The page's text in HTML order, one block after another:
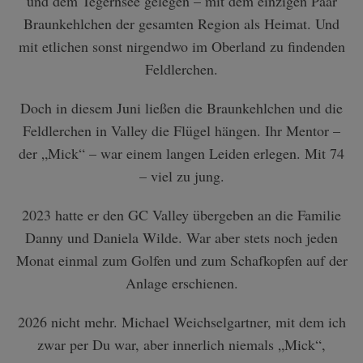
Braunkehlchen der gesamten Region als Heimat. Und
mit etlichen sonst nirgendwo im Oberland zu findenden
Feldlerchen.
Doch in diesem Juni ließen die Braunkehlchen und die
Feldlerchen in Valley die Flügel hängen. Ihr Mentor –
der „Mick“ – war einem langen Leiden erlegen. Mit 74
– viel zu jung.
2023 hatte er den GC Valley übergeben an die Familie
Danny und Daniela Wilde. War aber stets noch jeden
Monat einmal zum Golfen und zum Schafkopfen auf der
Anlage erschienen.
2026 nicht mehr. Michael Weichselgartner, mit dem ich
zwar per Du war, aber innerlich niemals „Mick“,